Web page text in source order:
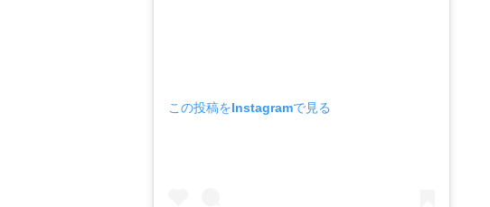
この投稿をInstagramで見る